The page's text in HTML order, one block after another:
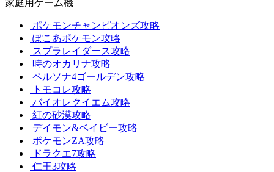
家庭用ゲーム機
ポケモンチャンピオンズ攻略
ぽこあポケモン攻略
スプラレイダース攻略
時のオカリナ攻略
ペルソナ4ゴールデン攻略
トモコレ攻略
バイオレクイエム攻略
紅の砂漠攻略
デイモン&ベイビー攻略
ポケモンZA攻略
ドラクエ7攻略
仁王3攻略